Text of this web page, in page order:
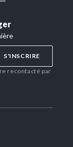
S'INSCRIRE
recontacté par